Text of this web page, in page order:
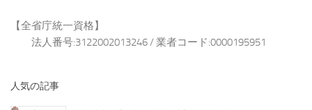
【全省庁統一資格】
法人番号:3122002013246 / 業者コード:0000195951
人気の記事